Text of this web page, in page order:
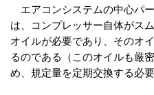
エアコンシステムの中心パ
は、コンプレッサー自体がス
オイルが必要であり、そのオ
るのである（このオイルも厳
め、規定量を定期交換する必要